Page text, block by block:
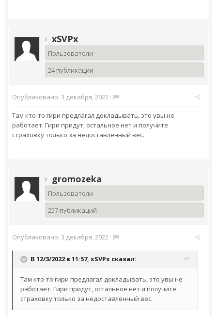
xSVPx
Пользователи
24 публикации
Опубликовано: 3 декабря, 2022 ·
Там кто-то гири предлагал докладывать, это увы не
работает. Гири придут, остальное нет и получите
страховку только за недоставленный вес.
gromozeka
Пользователи
257 публикаций
Опубликовано: 3 декабря, 2022 ·
В 12/3/2022 в 11:57, xSVPx сказал:
Там кто-то гири предлагал докладывать, это увы не
работает. Гири придут, остальное нет и получите
страховку только за недоставленный вес.